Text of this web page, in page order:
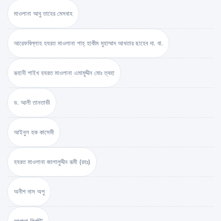
মাওলানা আবু তাহের মেসবাহ
আরেফবিল্লাহ হযরত মাওলানা শাহ্ হাকীম মুহাম্মাদ আখতার ছাহেব দা. বা.
রূহানী শাইখ হযরত মাওলানা এমামুদ্দীন মোঃ ত্বহা
ড. আলী তানতাভী
আইনুল হক কাসেমী
হযরত মাওলানা জালালুদ্দীন রূমী (রহঃ)
অনীশ দাস অপু